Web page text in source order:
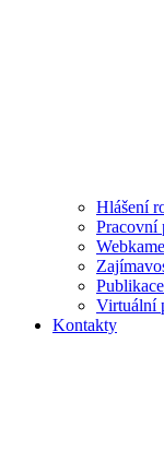
Hlášení
Pracovní
Virtuální
Kontakty